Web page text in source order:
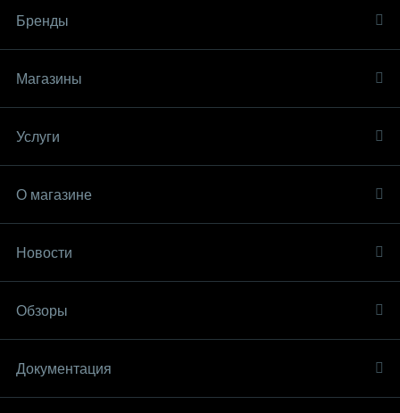
Бренды
Магазины
Услуги
О магазине
Новости
Обзоры
Документация